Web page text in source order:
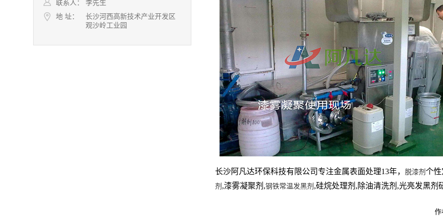
联系人：
李先生
地 址：
长沙河西高新技术产业开发区
观沙岭工业园
长沙阿凡达环保科技有限公司专注金属表面处理13年， 脱漆剂 个
剂 ,漆雾凝聚剂,钢铁常温发黑剂 ,硅烷处理剂,除油清洗剂,光亮发黑剂